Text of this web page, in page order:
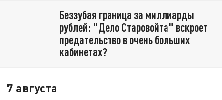
Беззубая граница за миллиарды
рублей: "Дело Старовойта" вскроет
предательство в очень больших
кабинетах?
7 августа